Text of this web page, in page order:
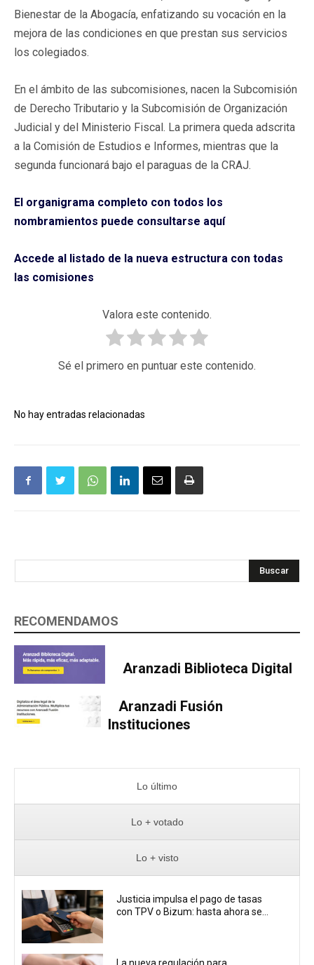
Bienestar de la Abogacía, enfatizando su vocación en la
mejora de las condiciones en que prestan sus servicios
los colegiados.
En el ámbito de las subcomisiones, nacen la Subcomisión
de Derecho Tributario y la Subcomisión de Organización
Judicial y del Ministerio Fiscal. La primera queda adscrita
a la Comisión de Estudios e Informes, mientras que la
segunda funcionará bajo el paraguas de la CRAJ.
El organigrama completo con todos los
nombramientos puede consultarse aquí
Accede al listado de la nueva estructura con todas
las comisiones
Valora este contenido.
Sé el primero en puntuar este contenido.
No hay entradas relacionadas
Buscar
RECOMENDAMOS
Aranzadi Biblioteca Digital
Aranzadi Fusión
Instituciones
Lo último
Lo + votado
Lo + visto
Justicia impulsa el pago de tasas
con TPV o Bizum: hasta ahora se...
La nueva regulación para